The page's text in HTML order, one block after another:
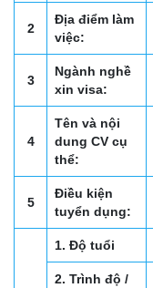
2
Địa điểm làm
việc:
3
Ngành nghề
xin visa:
4
Tên và nội
dung CV cụ
thể:
5
Điều kiện
tuyển dụng:
1. Độ tuổi
2. Trình độ /